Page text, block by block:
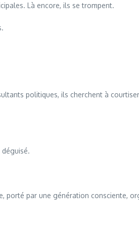
Là encore, ils se trompent.
politiques, ils cherchent à
porté par une génération consciente,